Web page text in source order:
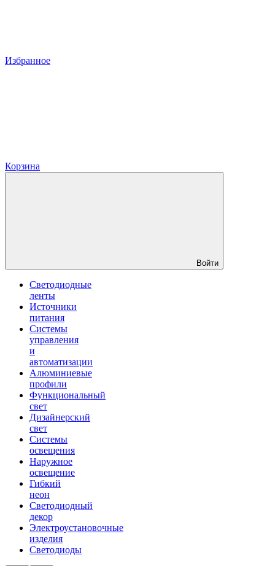
Избранное
Корзина
Войти
Светодиодные
ленты
Источники
питания
Системы
управления
и
автоматизации
Алюминиевые
профили
Функциональный
свет
Дизайнерский
свет
Системы
освещения
Наружное
освещение
Гибкий
неон
Светодиодный
декор
Электроустановочные
изделия
Светодиоды